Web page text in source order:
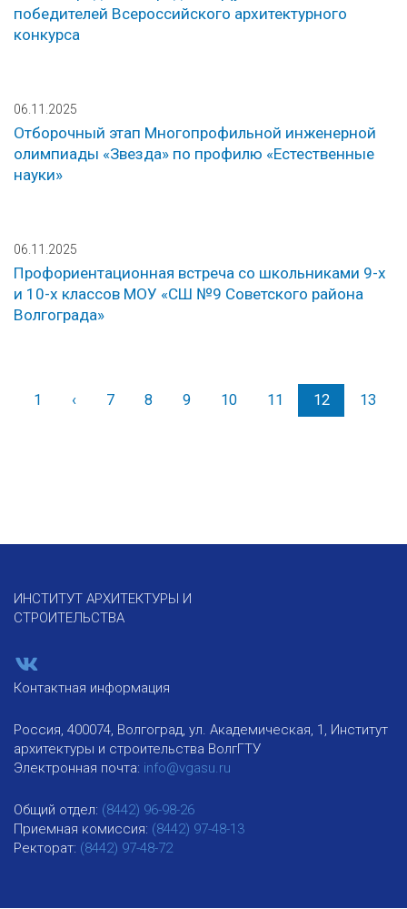
победителей Всероссийского архитектурного
конкурса
06.11.2025
Отборочный этап Многопрофильной инженерной
олимпиады «Звезда» по профилю «Естественные
науки»
06.11.2025
Профориентационная встреча со школьниками 9-х
и 10-х классов МОУ «СШ №9 Советского района
Волгограда»
1 ‹Назад
7 8 9 10 11 12 13
ИНСТИТУТ АРХИТЕКТУРЫ И
СТРОИТЕЛЬСТВА
Контактная информация
Россия, 400074, Волгоград, ул. Академическая, 1, Институт
архитектуры и строительства ВолгГТУ
Электронная почта: info@vgasu.ru
Общий отдел: (8442) 96-98-26
Приемная комиссия: (8442) 97-48-13
Ректорат: (8442) 97-48-72